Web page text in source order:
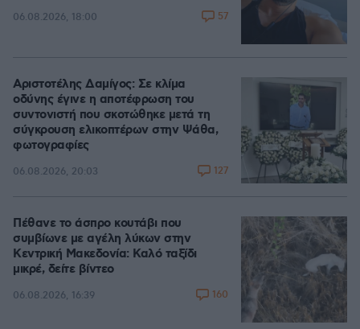
06.08.2026, 18:00 57
Αριστοτέλης Δαμίγος: Σε κλίμα
οδύνης έγινε η αποτέφρωση του
συντονιστή που σκοτώθηκε μετά τη
σύγκρουση ελικοπτέρων στην Ψάθα,
φωτογραφίες
06.08.2026, 20:03 127
Πέθανε το άσπρο κουτάβι που
συμβίωνε με αγέλη λύκων στην
Κεντρική Μακεδονία: Καλό ταξίδι
μικρέ, δείτε βίντεο
06.08.2026, 16:39 160